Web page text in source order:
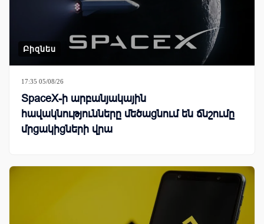
Բիզնես
17:35 05/08/26
SpaceX-ի արբանյակային
հավակնությունները մեծացնում են ճնշումը
մրցակիցների վրա